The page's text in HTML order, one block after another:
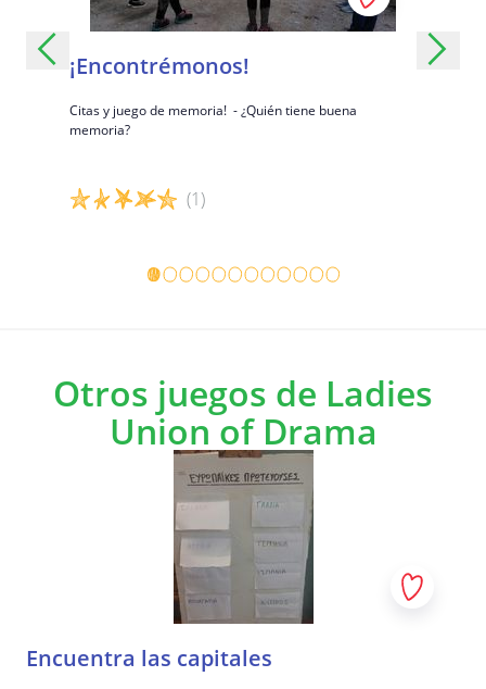
¡Encontrémonos!
Citas y juego de memoria! - ¿Quién tiene buena
memoria?
(1)
Detalles del juego
Otros juegos de Ladies
Union of Drama
Encuentra las capitales